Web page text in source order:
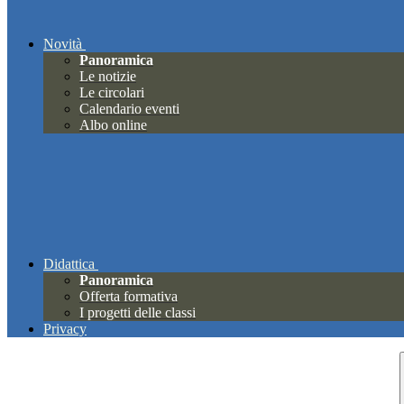
Novità
Panoramica
Le notizie
Le circolari
Calendario eventi
Albo online
Didattica
Panoramica
Offerta formativa
I progetti delle classi
Privacy